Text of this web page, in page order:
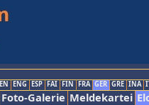
ENG ESP FAI FIN FRA GER GRE INA
Foto-Galerie Meldekartei